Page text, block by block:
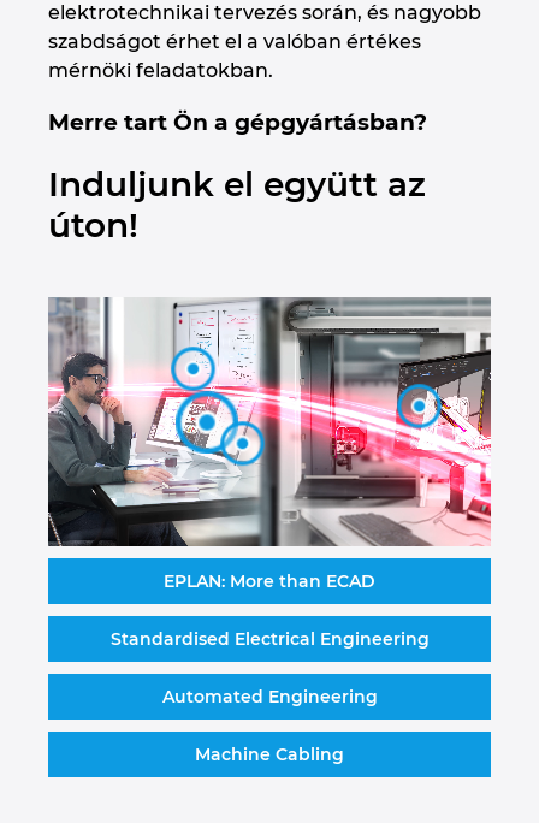
elektrotechnikai tervezés során, és nagyobb
szabdságot érhet el a valóban értékes
mérnöki feladatokban.
Merre tart Ön a gépgyártásban?
Induljunk el együtt az
úton!
EPLAN: More than ECAD
Standardised Electrical Engineering
Automated Engineering
Machine Cabling
Denmark
Germany
Hungary
India
Indonesia
Ireland